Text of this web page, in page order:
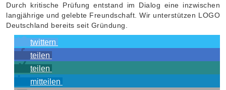
Durch kritische Prüfung entstand im Dialog eine inzwischen
langjährige und gelebte Freundschaft. Wir unterstützen LOGO
Deutschland bereits seit Gründung.
twittern
teilen
teilen
mitteilen